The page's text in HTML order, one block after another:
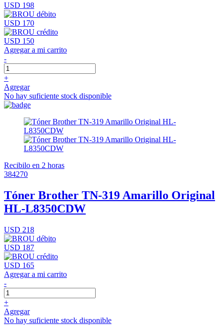
USD 198
USD 170
USD 150
Agregar a mi carrito
-
+
Agregar
No hay suficiente stock disponible
Recibilo en 2 horas
384270
Tóner Brother TN-319 Amarillo Original
HL-L8350CDW
USD 218
USD 187
USD 165
Agregar a mi carrito
-
+
Agregar
No hay suficiente stock disponible